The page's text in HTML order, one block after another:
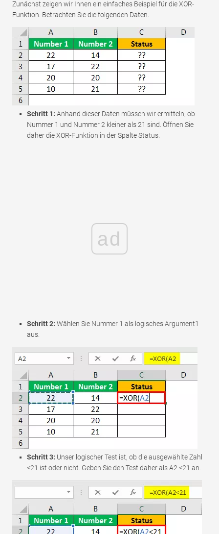
Zunächst zeigen wir Ihnen ein einfaches Beispiel für die XOR-
Funktion. Betrachten Sie die folgenden Daten.
Schritt 1: Anhand dieser Daten müssen wir ermitteln, ob
Nummer 1 und Nummer 2 kleiner als 21 sind. Öffnen Sie
daher die XOR-Funktion in der Spalte Status.
ad
Schritt 2: Wählen Sie Nummer 1 als logisches Argument1
aus.
Schritt 3: Unser logischer Test ist, ob die ausgewählte Zahl
<21 ist oder nicht. Geben Sie den Test daher als A2 <21 an.